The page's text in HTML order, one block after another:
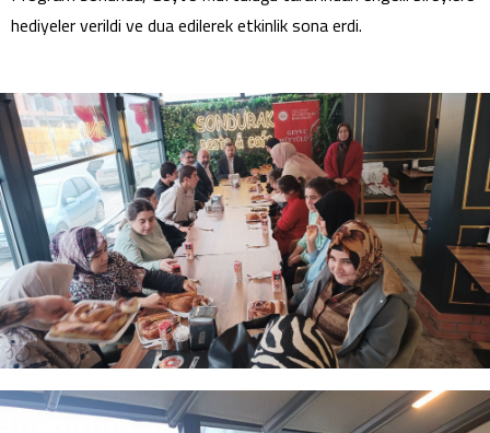
hediyeler verildi ve dua edilerek etkinlik sona erdi.